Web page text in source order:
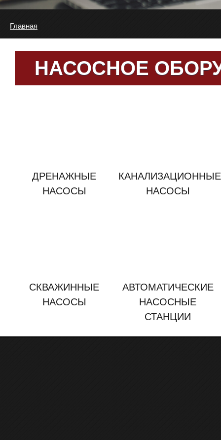
Главная
НАСОСНОЕ
ДРЕНАЖНЫЕ
НАСОСЫ
КАНАЛИЗАЦИОННЫЕ
НАСОСЫ
СКВАЖИННЫЕ
НАСОСЫ
АВТОМАТИЧЕСКИЕ
НАСОСНЫЕ
СТАНЦИИ